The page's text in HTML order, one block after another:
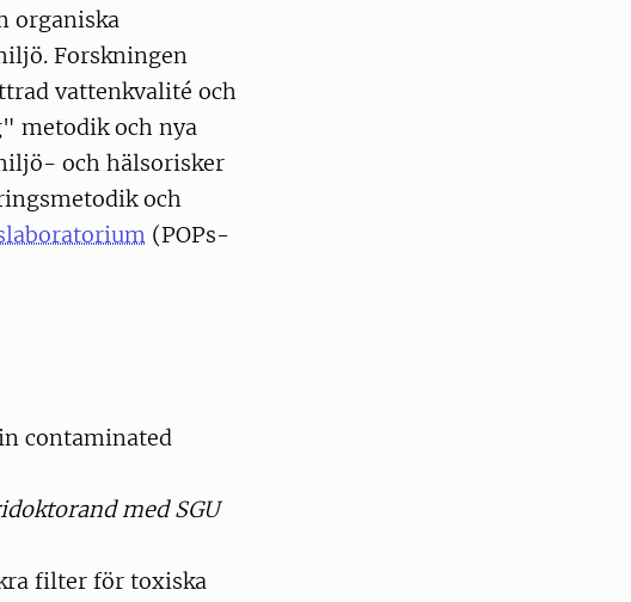
organiska
Forskningen
vattenkvalité och
metodik och nya
och hälsorisker
och
(POPs-
contaminated
med SGU
filter för toxiska